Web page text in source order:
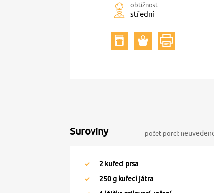
obtížnost:
střední
Suroviny počet porcí:
2 kuřecí prsa
250g kuřecí játra